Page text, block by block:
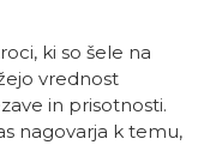
ki so šele na
vrednost
in prisotnosti.
nagovarja k temu,